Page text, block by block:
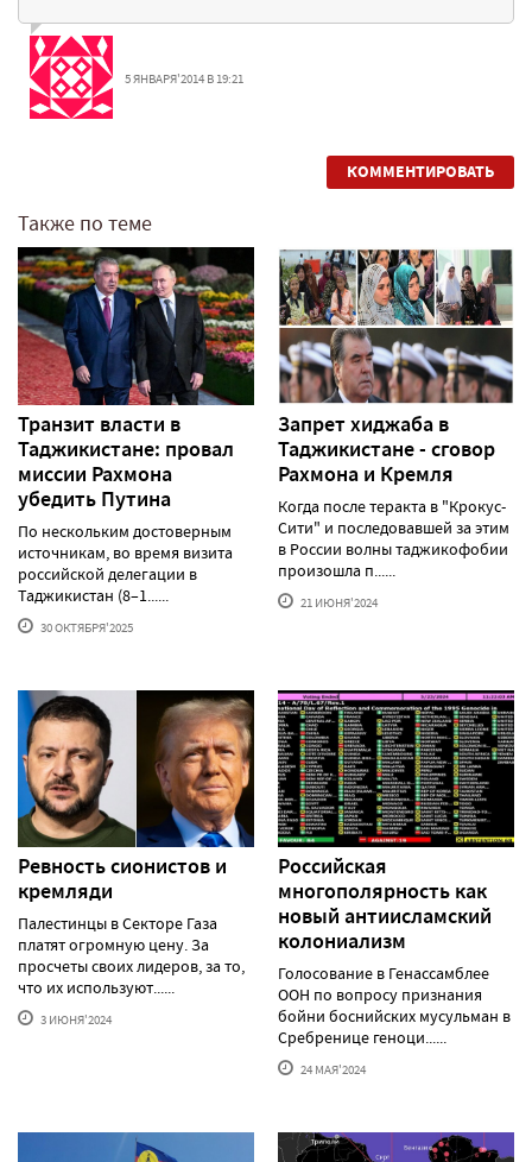
5 ЯНВАРЯ'2014 В 19:21
КОММЕНТИРОВАТЬ
Также по теме
Транзит власти в
Таджикистане: провал
миссии Рахмона
убедить Путина
По нескольким достоверным
источникам, во время визита
российской делегации в
Таджикистан (8–1......
30 ОКТЯБРЯ'2025
Запрет хиджаба в
Таджикистане - сговор
Рахмона и Кремля
Когда после теракта в "Крокус-
Сити" и последовавшей за этим
в России волны таджикофобии
произошла п......
21 ИЮНЯ'2024
Ревность сионистов и
кремляди
Палестинцы в Секторе Газа
платят огромную цену. За
просчеты своих лидеров, за то,
что их используют......
3 ИЮНЯ'2024
Российская
многополярность как
новый антиисламский
колониализм
Голосование в Генассамблее
ООН по вопросу признания
бойни боснийских мусульман в
Сребренице геноци......
24 МАЯ'2024